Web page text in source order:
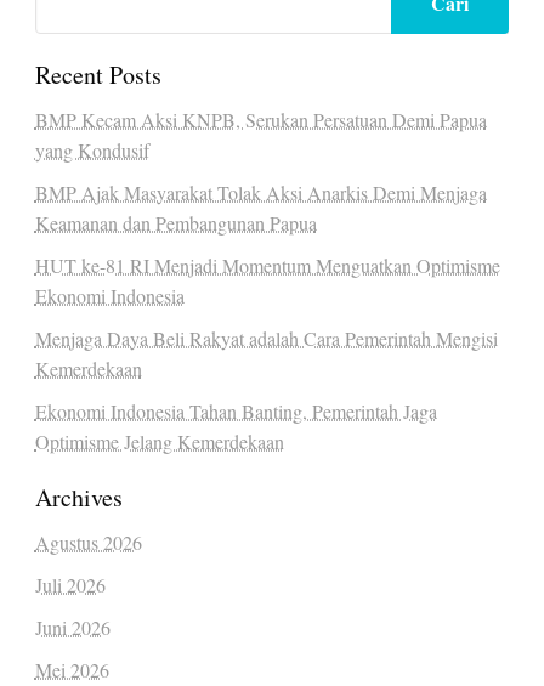
Recent Posts
BMP Kecam Aksi KNPB, Serukan Persatuan Demi Papua
yang Kondusif
BMP Ajak Masyarakat Tolak Aksi Anarkis Demi Menjaga
Keamanan dan Pembangunan Papua
HUT ke-81 RI Menjadi Momentum Menguatkan Optimisme
Ekonomi Indonesia
Menjaga Daya Beli Rakyat adalah Cara Pemerintah Mengisi
Kemerdekaan
Ekonomi Indonesia Tahan Banting, Pemerintah Jaga
Optimisme Jelang Kemerdekaan
Archives
Agustus 2026
Juli 2026
Juni 2026
Mei 2026